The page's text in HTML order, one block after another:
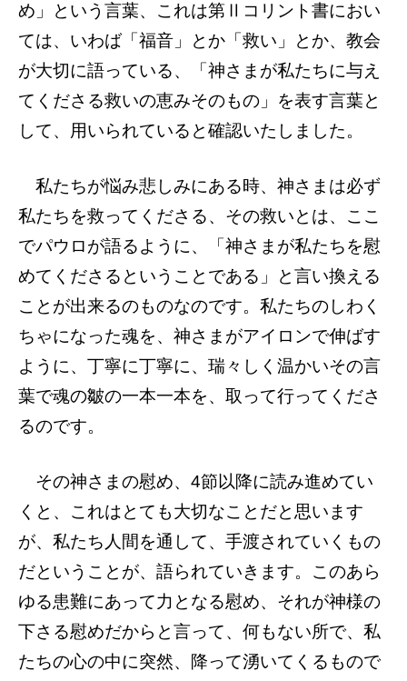
め」という言葉、これは第Ⅱコリント書におい
ては、いわば「福音」とか「救い」とか、教会
が大切に語っている、「神さまが私たちに与え
てくださる救いの恵みそのもの」を表す言葉と
して、用いられていると確認いたしました。
私たちが悩み悲しみにある時、神さまは必ず
私たちを救ってくださる、その救いとは、ここ
でパウロが語るように、「神さまが私たちを慰
めてくださるということである」と言い換える
ことが出来るのものなのです。私たちのしわく
ちゃになった魂を、神さまがアイロンで伸ばす
ように、丁寧に丁寧に、瑞々しく温かいその言
葉で魂の皺の一本一本を、取って行ってくださ
るのです。
その神さまの慰め、4節以降に読み進めてい
くと、これはとても大切なことだと思います
が、私たち人間を通して、手渡されていくもの
だということが、語られていきます。このあら
ゆる患難にあって力となる慰め、それが神様の
下さる慰めだからと言って、何もない所で、私
たちの心の中に突然、降って湧いてくるもので